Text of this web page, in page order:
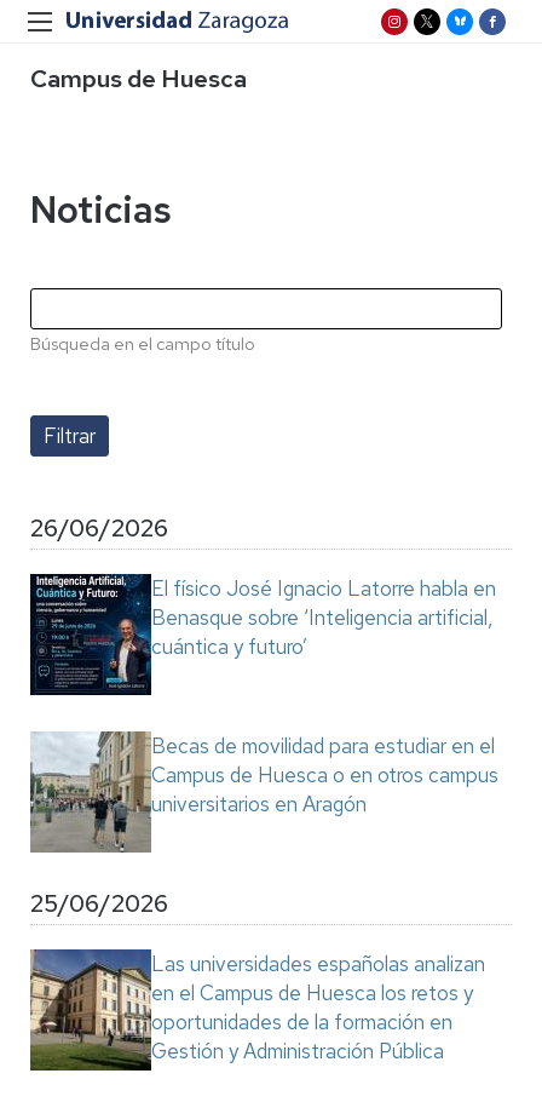
Campus de Huesca
Noticias
Búsqueda en el campo título
26/06/2026
El físico José Ignacio Latorre habla en
Benasque sobre ‘Inteligencia artificial,
cuántica y futuro’
Becas de movilidad para estudiar en el
Campus de Huesca o en otros campus
universitarios en Aragón
25/06/2026
Las universidades españolas analizan
en el Campus de Huesca los retos y
oportunidades de la formación en
Gestión y Administración Pública